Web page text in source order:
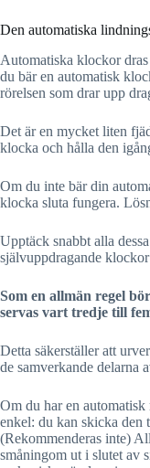
Den automatiska
Automatiska klockor
du bär en automatisk
rörelsen som drar upp
Det är en mycket liten
klocka och hålla den
Om du inte bär din
klocka sluta fungera.
Upptäck snabbt alla
självuppdragande
Som en allmän regel
servas vart tredje till
Detta säkerställer att
de samverkande delarna
Om du har en
enkel: du kan skicka den
(Rekommenderas inte)
småningom ut i slutet av